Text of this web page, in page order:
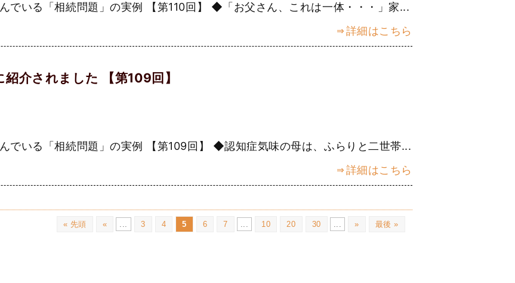
でいる「相続問題」の実例 【第110回】 ◆「お父さん、これは一体・・・」家...
詳細はこちら
介されました 【第109回】
でいる「相続問題」の実例 【第109回】 ◆認知症気味の母は、ふらりと二世帯...
詳細はこちら
« 先頭 « ... 3 4 5 6 7 ... 10 20 30 ... » 最後 »